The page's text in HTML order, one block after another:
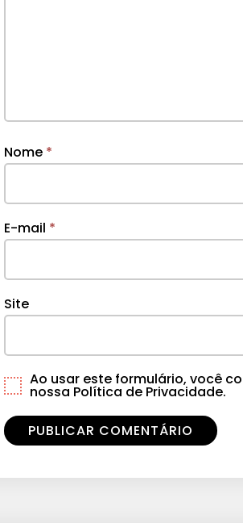
Nome *
E-mail *
Site
Ao usar este formulário, você
nossa Política de Privacidade.